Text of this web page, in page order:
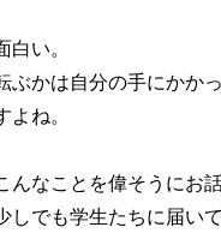
い。
ぶかは自分の手にかか
ね。
んなことを偉そうにお
しでも学生たちに届い